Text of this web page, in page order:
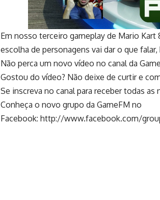
Em nosso terceiro gameplay de Mario Kart
escolha de personagens vai dar o que falar,
Não perca um novo vídeo no canal da
Gostou do vídeo? Não deixe de curtir e
Se inscreva no canal para receber todas as
Conheça o novo grupo da GameFM no
Facebook: http://www.facebook.com/